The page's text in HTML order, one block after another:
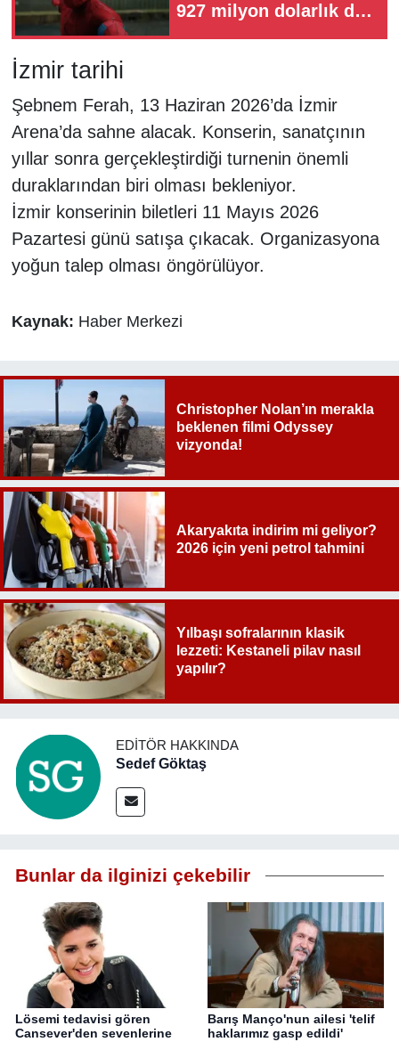
927 milyon dolarlık dev
İzmir tarihi
Şebnem Ferah, 13 Haziran 2026’da İzmir
Arena’da sahne alacak. Konserin, sanatçının
yıllar sonra gerçekleştirdiği turnenin önemli
duraklarından biri olması bekleniyor.
İzmir konserinin biletleri 11 Mayıs 2026
Pazartesi günü satışa çıkacak. Organizasyona
yoğun talep olması öngörülüyor.
Kaynak: Haber Merkezi
Christopher Nolan’ın merakla
beklenen filmi Odyssey
vizyonda!
Akaryakıta indirim mi geliyor?
2026 için yeni petrol tahmini
Yılbaşı sofralarının klasik
lezzeti: Kestaneli pilav nasıl
yapılır?
EDITÖR HAKKINDA
Sedef Göktaş
Bunlar da ilginizi çekebilir
Lösemi tedavisi gören
Cansever'den sevenlerine
Barış Manço'nun ailesi 'telif
haklarımız gasp edildi'